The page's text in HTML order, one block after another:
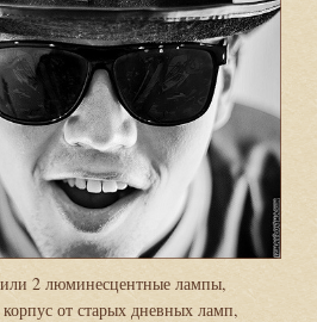
2 люминесцентные лампы,
от старых дневных ламп,